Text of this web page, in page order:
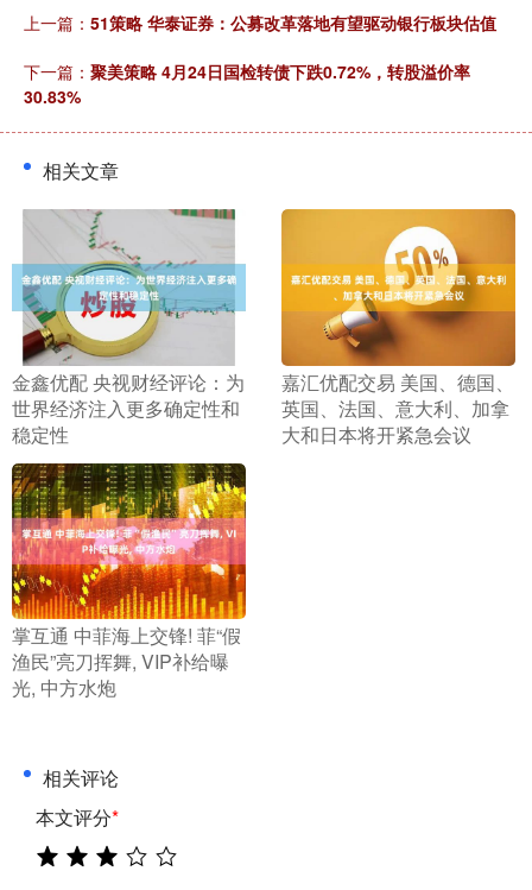
上一篇： 51策略 华泰证券：公募改革落地有望驱动银行板块估值
下一篇： 聚美策略 4月24日国检转债下跌0.72%，转股溢价率
30.83%
相关文章
​金鑫优配 央视财经评论：为
世界经济注入更多确定性和
稳定性
​嘉汇优配交易 美国、德国、
英国、法国、意大利、加拿
大和日本将开紧急会议
​掌互通 中菲海上交锋! 菲“假
渔民”亮刀挥舞, VIP补给曝
光, 中方水炮
相关评论
本文评分*